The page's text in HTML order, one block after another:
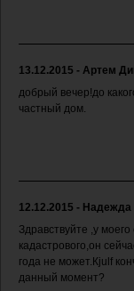
13.12.2015 - Артем
добрый вечер!до
частный дом.
12.12.2015 -
Здравствуйте ,у
кадастрового,он
года не может.Кjulf
данный момент?